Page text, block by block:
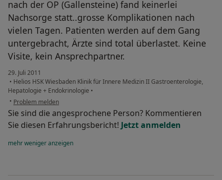
nach der OP (Gallensteine) fand keinerlei
Nachsorge statt..grosse Komplikationen nach
vielen Tagen. Patienten werden auf dem Gang
untergebracht, Ärzte sind total überlastet. Keine
Visite, kein Ansprechpartner.
29. Juli 2011
• Helios HSK Wiesbaden Klinik für Innere Medizin II Gastroenterologie,
Hepatologie + Endokrinologie •
• Problem melden
Sie sind die angesprochene Person? Kommentieren
Sie diesen Erfahrungsbericht! Jetzt anmelden
mehrwenigeranzeigen